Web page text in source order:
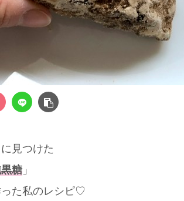
見つけた
糖 」
た私のレシピ♡